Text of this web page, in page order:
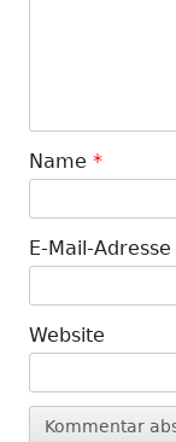
Name *
E-Mail-Adresse
Website